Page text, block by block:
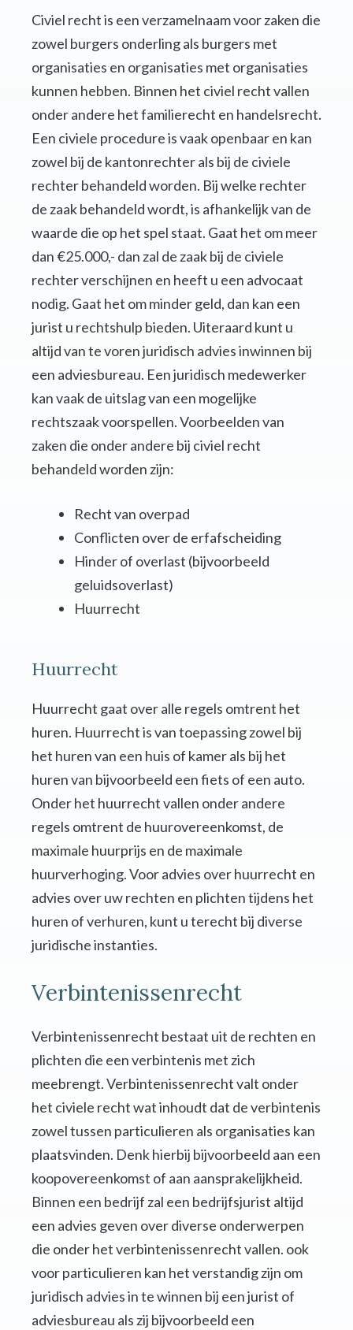
Civiel recht is een verzamelnaam voor zaken die
zowel burgers onderling als burgers met
organisaties en organisaties met organisaties
kunnen hebben. Binnen het civiel recht vallen
onder andere het familierecht en handelsrecht.
Een civiele procedure is vaak openbaar en kan
zowel bij de kantonrechter als bij de civiele
rechter behandeld worden. Bij welke rechter
de zaak behandeld wordt, is afhankelijk van de
waarde die op het spel staat. Gaat het om meer
dan €25.000,- dan zal de zaak bij de civiele
rechter verschijnen en heeft u een advocaat
nodig. Gaat het om minder geld, dan kan een
jurist u rechtshulp bieden. Uiteraard kunt u
altijd van te voren juridisch advies inwinnen bij
een adviesbureau. Een juridisch medewerker
kan vaak de uitslag van een mogelijke
rechtszaak voorspellen. Voorbeelden van
zaken die onder andere bij civiel recht
behandeld worden zijn:
Recht van overpad
Conflicten over de erfafscheiding
Hinder of overlast (bijvoorbeeld
geluidsoverlast)
Huurrecht
Huurrecht
Huurrecht gaat over alle regels omtrent het
huren. Huurrecht is van toepassing zowel bij
het huren van een huis of kamer als bij het
huren van bijvoorbeeld een fiets of een auto.
Onder het huurrecht vallen onder andere
regels omtrent de huurovereenkomst, de
maximale huurprijs en de maximale
huurverhoging. Voor advies over huurrecht en
advies over uw rechten en plichten tijdens het
huren of verhuren, kunt u terecht bij diverse
juridische instanties.
Verbintenissenrecht
Verbintenissenrecht bestaat uit de rechten en
plichten die een verbintenis met zich
meebrengt. Verbintenissenrecht valt onder
het civiele recht wat inhoudt dat de verbintenis
zowel tussen particulieren als organisaties kan
plaatsvinden. Denk hierbij bijvoorbeeld aan een
koopovereenkomst of aan aansprakelijkheid.
Binnen een bedrijf zal een bedrijfsjurist altijd
een advies geven over diverse onderwerpen
die onder het verbintenissenrecht vallen. ook
voor particulieren kan het verstandig zijn om
juridisch advies in te winnen bij een jurist of
adviesbureau als zij bijvoorbeeld een